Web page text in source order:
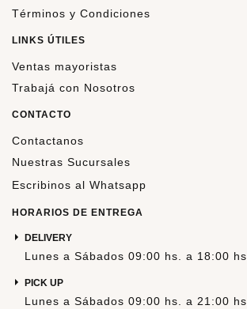
Términos y Condiciones
LINKS ÚTILES
Ventas mayoristas
Trabajá con Nosotros
CONTACTO
Contactanos
Nuestras Sucursales
Escribinos al Whatsapp
HORARIOS DE ENTREGA
DELIVERY
Lunes a Sábados 09:00 hs. a 18:00 hs.
PICK UP
Lunes a Sábados 09:00 hs. a 21:00 hs.